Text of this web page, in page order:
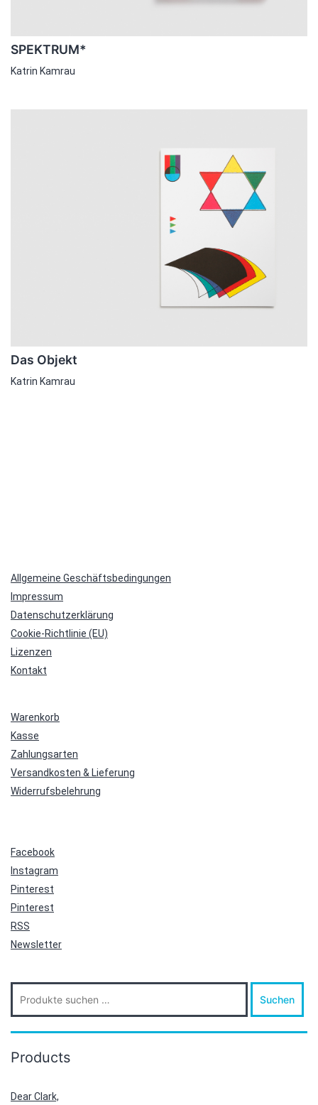
SPEKTRUM*
Katrin Kamrau
Das Objekt
Katrin Kamrau
Allgemeine Geschäftsbedingungen
Impressum
Datenschutzerklärung
Cookie-Richtlinie (EU)
Lizenzen
Kontakt
Warenkorb
Kasse
Zahlungsarten
Versandkosten & Lieferung
Widerrufsbelehrung
Facebook
Instagram
Pinterest
Pinterest
RSS
Newsletter
Suche
nach:
Suchen
Products
Dear Clark,